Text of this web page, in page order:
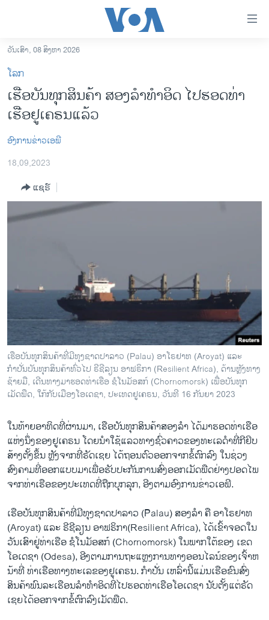
ເຂົ້າ
ຫາ
ຂ້າມ
ຂ້າມ
ຂ້າມ
ຫາ
ຊອກ
ຄົ້ນ
ລາວ
ອາເມຣິກາ
ການເລືອກຕັ້ງ ປະທານາທີບໍດີ ສະຫະລັດ 2024
ຂ່າວ​ຈີນ
ໂລກ
ເອເຊຍ
ອິດສະຫຼະພາບດ້ານການຂ່າວ
ວິທະຍາສາດ-ເທັກໂນໂລຈີ
ພາສາອັງກິດ
ວີດີໂອ
ສຽງ
ລາຍການກະຈາຍສຽງ
ຕິດຕາມພວກເຮົາ ທີ່
ພາສາຕ່າງໆ
ວັນເສົາ, 08 ສິງຫາ 2026
ໂລກ
ເຮືອບັນທຸກສິນຄ້າ ສອງລຳທຳອິດ ໄປຮອດທ່າ
ເຮືອຢູເຄຣນແລ້ວ
ອົງການຂ່າວເອພີ
18,09,2023
ແຊຣ໌
ເຮືອບັນທຸກສິນຄ້າທີ່ມີທຸງຊາດປາລາວ (Palau) ອາໂຣຢາທ (Aroyat) ແລະ
ກຳປັ່ນບັນທຸກສິນຄ້າທົ່ວໄປ ຣີຊີລຽນ ອາຟຣິກາ (Resilient Africa), ດ້ານຫຼັງທາງ
ຊ້າຍມື, ເດີນທາງມາຮອດທ່າເຮືອ ຊໍໂນມັອສກ໌ (Chornomorsk) ເພື່ອບັນທຸກ
ເມັດພືດ, ໃກ້ກັບເມືອງໂອເດຊາ, ປະເທດຢູເຄຣນ, ວັນທີ 16 ກັນຍາ 2023
ໃນທ້າຍອາທິດທີ່ຜ່ານມາ, ເຮືອບັນທຸກສິນຄ້າສອງລໍາ ໄດ້ມາຮອດທ່າເຮືອ
ແຫ່ງນຶ່ງຂອງຢູເຄຣນ ໂດຍນໍາໃຊ້ແລວທາງຊົ່ວຄາວຂອງທະເລດໍາທີ່ກີຢິບ
ສ້າງຕັ້ງຂຶ້ນ ຫຼັງຈາກທີ່ຣັດເຊຍ ໄດ້ຖອນຕົວອອກຈາກຂໍ້ຕົກລົງ ໃນຊ່ວງ
ສົງຄາມທີ່ອອກແບບມາເພື່ອຮັບປະກັນການສົ່ງອອກເມັດພືດຢ່າງປອດໄພ
ຈາກທ່າເຮືອຂອງປະເທດທີ່ຖືກບຸກລຸກ, ອີງຕາມອົງການຂ່າວເອພີ.
ເຮືອບັນທຸກສິນຄ້າທີ່ມີທຸງຊາດປາລາວ (Palau) ສອງລໍາ ຄື ອາໂຣຢາທ
(Aroyat) ແລະ ຣີຊີລຽນ ອາຟຣິກາ(Resilient Africa), ໄດ້ເຂົ້າຈອດໃນ
ວັນເສົາຢູ່ທ່າເຮືອ ຊໍໂນມັອສກ໌ (Chornomorsk) ໃນພາກໃຕ້ຂອງ ເຂດ
ໂອເດຊາ (Odesa), ອີງຕາມການຖະແຫຼງການທາງອອນໄລນ໌ຂອງເຈົ້າຫ
ນ້າທີ່ ທ່າເຮືອທາງທະເລຂອງຢູເຄຣນ. ກຳ​ປັ່ນ ເຫລົ່າ​ນີ້​ແມ່ນເຮືອຂົນ​ສົ່ງ​
ສິນ​ຄ້າ​ພົນລະ​ເຮືອນ​ລຳ​ທຳ​ອິດ​ທີ່​ໄປຮອດ​ທ່າ​ເຮືອໂອເດຊາ ນັບ​ຕັ້ງ​ແຕ່​ຣັດ​
ເຊຍ​ໄດ້​ອອກ​ຈາກ​ຂໍ້​ຕົກລົງເມັດ​ພືດ.